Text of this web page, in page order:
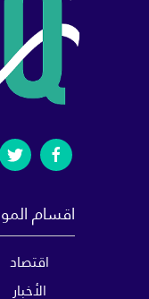
اقسام
اقتصاد
الأخبار